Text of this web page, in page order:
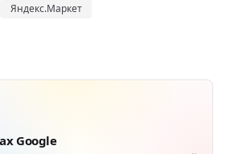
Яндекс.Маркет
Google